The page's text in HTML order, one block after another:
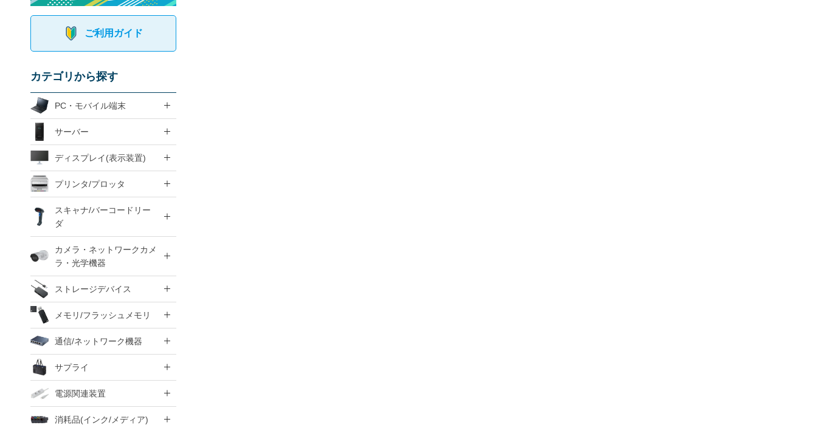
ご利用ガイド
カテゴリから探す
PC・モバイル端末
サーバー
ディスプレイ(表示装置)
プリンタ/プロッタ
スキャナ/バーコードリー
ダ
カメラ・ネットワークカメ
ラ・光学機器
ストレージデバイス
メモリ/フラッシュメモリ
通信/ネットワーク機器
サプライ
電源関連装置
消耗品(インク/メディア)